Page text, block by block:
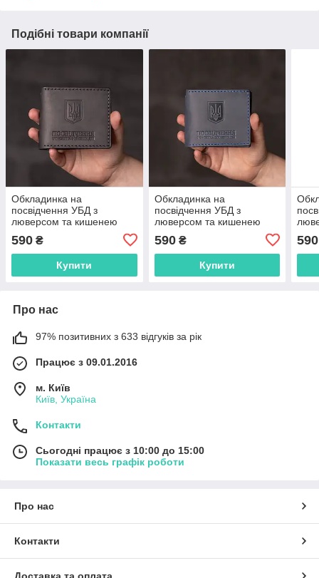
Подібні товари компанії
Обкладинка на
посвідчення УБД з
люверсом та кишенею
590 ₴
Купити
Обкладинка на
посвідчення УБД з
люверсом та кишенею
590₴
Купити
590
Про нас
97% позитивних з 633 відгуків за рік
Працює з 09.01.2016
м. Київ
Київ, Україна
Контакти
Сьогодні працює з 10:00 до 15:00
Показати весь графік роботи
Про нас
Контакти